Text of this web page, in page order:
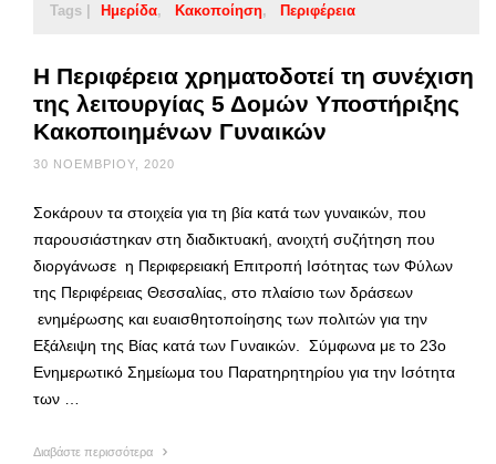
Tags | Ημερίδα Κακοποίηση Περιφέρεια
Η Περιφέρεια χρηματοδοτεί τη συνέχιση
της λειτουργίας 5 Δομών Υποστήριξης
Κακοποιημένων Γυναικών
30 ΝΟΕΜΒΡΊΟΥ, 2020
Σοκάρουν τα στοιχεία για τη βία κατά των γυναικών, που
παρουσιάστηκαν στη διαδικτυακή, ανοιχτή συζήτηση που
διοργάνωσε η Περιφερειακή Επιτροπή Ισότητας των Φύλων
της Περιφέρειας Θεσσαλίας, στο πλαίσιο των δράσεων
ενημέρωσης και ευαισθητοποίησης των πολιτών για την
Εξάλειψη της Βίας κατά των Γυναικών. Σύμφωνα με το 23ο
Ενημερωτικό Σημείωμα του Παρατηρητηρίου για την Ισότητα
των …
Διαβάστε περισσότερα